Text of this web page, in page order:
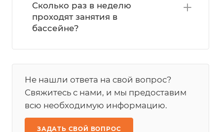
Сколько раз в неделю
проходят занятия в
бассейне?
Не нашли ответа на свой вопрос?
Свяжитесь с нами, и мы предоставим
всю необходимую информацию.
ЗАДАТЬ СВОЙ ВОПРОС